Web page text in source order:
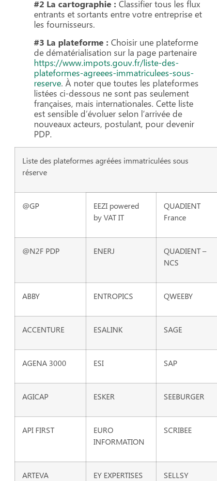
#2 La cartographie : Classifier tous les flux
entrants et sortants entre votre entreprise et
les fournisseurs.
#3 La plateforme : Choisir une plateforme
de dématérialisation sur la page partenaire
https://www.impots.gouv.fr/liste-des-
plateformes-agreees-immatriculees-sous-
reserve. À noter que toutes les plateformes
listées ci-dessous ne sont pas seulement
françaises, mais internationales. Cette liste
est sensible d’évoluer selon l’arrivée de
nouveaux acteurs, postulant, pour devenir
PDP.
Liste des plateformes agréées immatriculées sous
réserve
@GP
EEZI powered
by VAT IT
QUADIENT
France
@N2F PDP ENERJ
QUADIENT –
NCS
ABBY ENTROPICS QWEEBY
ACCENTURE ESALINK SAGE
AGENA 3000 ESI SAP
AGICAP ESKER SEEBURGER
API FIRST
EURO
INFORMATION
SCRIBEE
ARTEVA
EY EXPERTISES
SELLSY